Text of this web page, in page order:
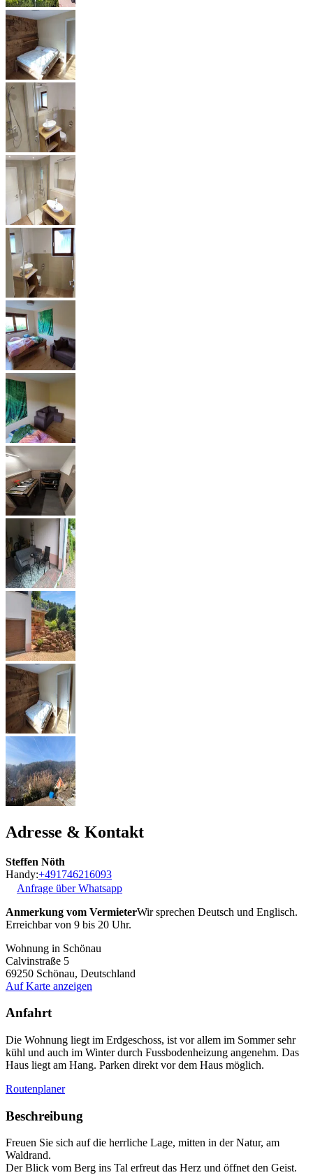
Adresse & Kontakt
Steffen Nöth
Handy:+491746216093
Anfrage über Whatsapp
Anmerkung vom VermieterWir sprechen Deutsch und Englisch.
Erreichbar von 9 bis 20 Uhr.
Wohnung in Schönau
Calvinstraße 5
69250 Schönau, Deutschland
Auf Karte anzeigen
Anfahrt
Die Wohnung liegt im Erdgeschoss, ist vor allem im Sommer sehr
kühl und auch im Winter durch Fussbodenheizung angenehm. Das
Haus liegt am Hang. Parken direkt vor dem Haus möglich.
Routenplaner
Beschreibung
Freuen Sie sich auf die herrliche Lage, mitten in der Natur, am
Waldrand.
Der Blick vom Berg ins Tal erfreut das Herz und öffnet den Geist.